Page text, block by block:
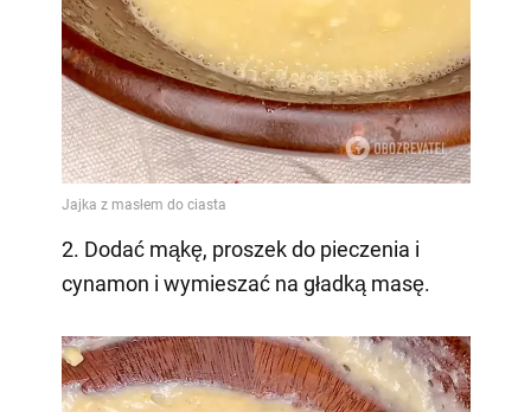
2. Dodać mąkę, proszek do pieczenia i
cynamon i wymieszać na gładką masę.